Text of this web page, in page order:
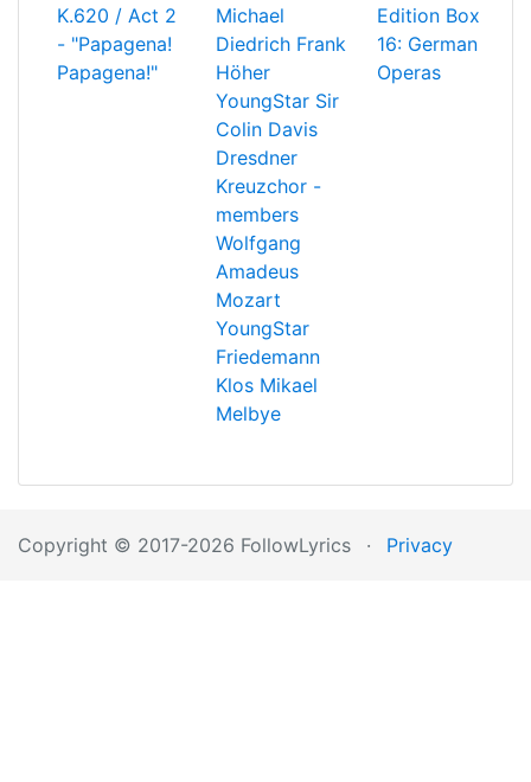
K.620 / Act 2
- "Papagena!
Papagena!"
Michael
Diedrich Frank
Höher
YoungStar Sir
Colin Davis
Dresdner
Kreuzchor -
members
Wolfgang
Amadeus
Mozart
YoungStar
Friedemann
Klos Mikael
Melbye
Edition Box
16: German
Operas
Copyright © 2017-2026 FollowLyrics · Privacy